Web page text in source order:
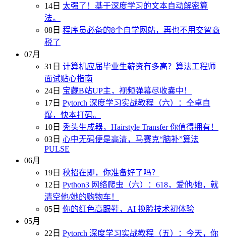
14日 太强了！基于深度学习的文本自动解密算
法。
08日 程序员必备的8个自学网站，再也不用交智商
税了
07月
31日 计算机应届毕业生薪资有多高？算法工程师
面试贴心指南
24日 宝藏B站UP主，视频弹幕尽收囊中！
17日 Pytorch 深度学习实战教程（六）：仝卓自
爆，快本打码。
10日 秃头生成器，Hairstyle Transfer 你值得拥有！
03日 心中无码便是高清，马赛克“脑补”算法
PULSE
06月
19日 秋招在即，你准备好了吗？
12日 Python3 网络爬虫（六）：618，爱他/她，就
清空他/她的购物车！
05日 你的红色高跟鞋，AI 换脸技术初体验
05月
22日 Pytorch 深度学习实战教程（五）：今天，你